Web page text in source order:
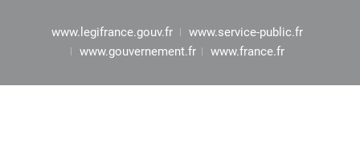
www.legifrance.gouv.fr
www.service-public.fr
www.gouvernement.fr
www.france.fr